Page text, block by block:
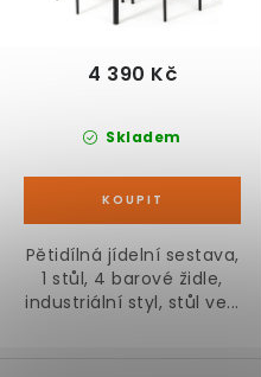
Skladem
4 390 Kč
Pětidílná jídelní sestava,
1 stůl, 4 barové židle,
industriální styl, stůl ve...